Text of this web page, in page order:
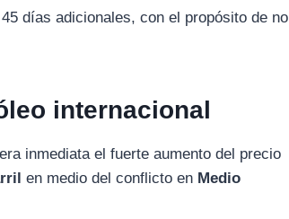
días adicionales, con el propósito de no
internacional
inmediata el fuerte aumento del precio
en medio del conflicto en Medio